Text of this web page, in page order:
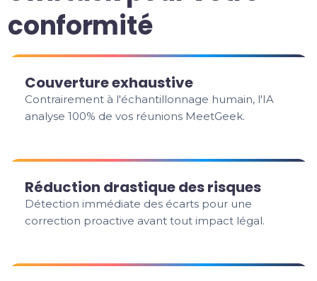
conformité
Couverture exhaustive
Contrairement à l'échantillonnage humain, l'IA
analyse 100% de vos réunions MeetGeek.
Réduction drastique des risques
Détection immédiate des écarts pour une
correction proactive avant tout impact légal.